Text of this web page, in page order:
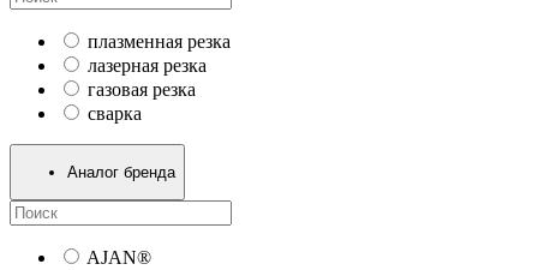
плазменная резка
лазерная резка
газовая резка
сварка
Аналог бренда
AJAN®